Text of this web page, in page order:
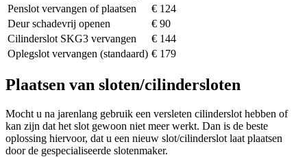
Penslot vervangen of plaatsen
€ 124
Deur schadevrij openen
€ 90
Cilinderslot SKG3 vervangen
€ 144
Oplegslot vervangen (standaard) € 179
Plaatsen van sloten/cilindersloten
Mocht u na jarenlang gebruik een versleten cilinderslot hebben of
kan zijn dat het slot gewoon niet meer werkt. Dan is de beste
oplossing hiervoor, dat u een nieuw slot/cilinderslot laat plaatsen
door de gespecialiseerde slotenmaker.